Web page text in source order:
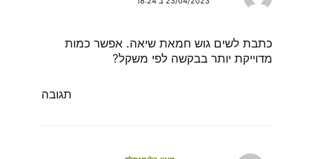
כתבת לשים גוש חמאת שיאה. אפשר כמות
מדוייקת יותר בבקשה לפי משקל?
תגובה